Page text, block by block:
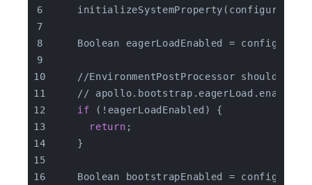
Boolean eagerLoadEnabled =
//EnvironmentPostProcessor should not
// apollo.bootstrap.eagerLoad.enabled
if (!eagerLoadEnabled) {
return ;
    }
Boolean bootstrapEnabled =